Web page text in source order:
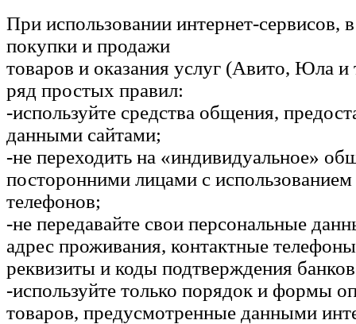
При использовании интернет-сервисов,
покупки и продажи
товаров и оказания услуг (Авито, Юла и
ряд простых правил:
-используйте средства общения,
данными сайтами;
-не переходить на «индивидуальное»
посторонними лицами с
телефонов;
-не передавайте свои персональные
адрес проживания, контактные
реквизиты и коды подтверждения
-используйте только порядок и формы
товаров, предусмотренные данными